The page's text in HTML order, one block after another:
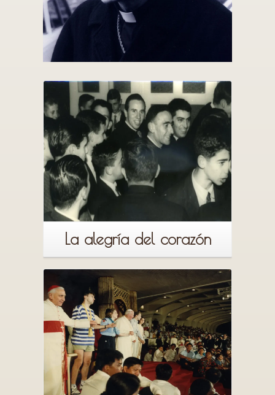
Leer más
La alegría del corazón
Leer más